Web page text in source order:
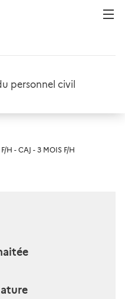
personnel civil
H - CAJ - 3 MOIS F/H